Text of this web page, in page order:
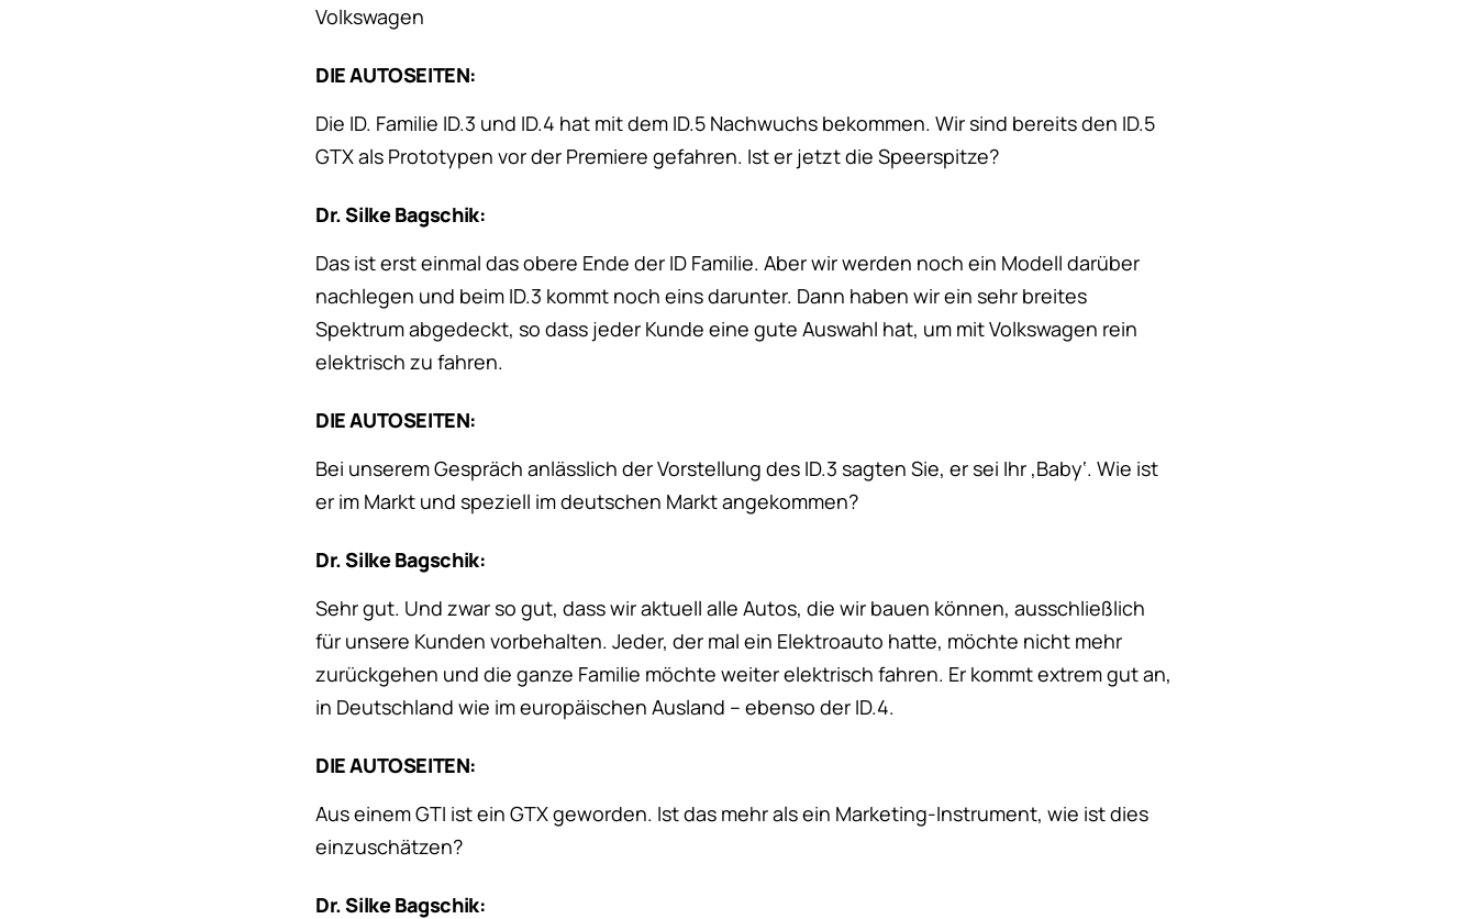
Volkswagen
DIE AUTOSEITEN:
Die ID. Familie ID.3 und ID.4 hat mit dem ID.5 Nachwuchs bekommen. Wir sind bereits den ID.5
GTX als Prototypen vor der Premiere gefahren. Ist er jetzt die Speerspitze?
Dr. Silke Bagschik:
Das ist erst einmal das obere Ende der ID Familie. Aber wir werden noch ein Modell darüber
nachlegen und beim ID.3 kommt noch eins darunter. Dann haben wir ein sehr breites
Spektrum abgedeckt, so dass jeder Kunde eine gute Auswahl hat, um mit Volkswagen rein
elektrisch zu fahren.
DIE AUTOSEITEN:
Bei unserem Gespräch anlässlich der Vorstellung des ID.3 sagten Sie, er sei Ihr ‚Baby‘. Wie ist
er im Markt und speziell im deutschen Markt angekommen?
Dr. Silke Bagschik:
Sehr gut. Und zwar so gut, dass wir aktuell alle Autos, die wir bauen können, ausschließlich
für unsere Kunden vorbehalten. Jeder, der mal ein Elektroauto hatte, möchte nicht mehr
zurückgehen und die ganze Familie möchte weiter elektrisch fahren. Er kommt extrem gut an,
in Deutschland wie im europäischen Ausland – ebenso der ID.4.
DIE AUTOSEITEN:
Aus einem GTI ist ein GTX geworden. Ist das mehr als ein Marketing-Instrument, wie ist dies
einzuschätzen?
Dr. Silke Bagschik: